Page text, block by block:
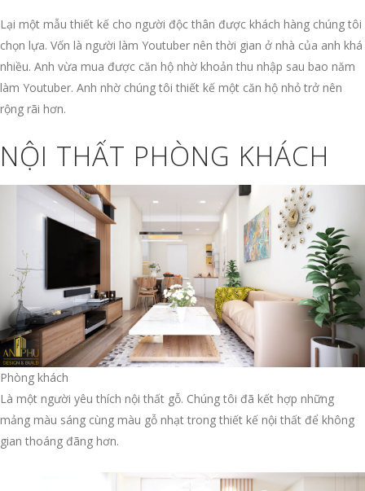
Lại một mẫu thiết kế cho người độc thân được khách hàng chúng tôi
chọn lựa. Vốn là người làm Youtuber nên thời gian ở nhà của anh khá
nhiều. Anh vừa mua được căn hộ nhờ khoản thu nhập sau bao năm
làm Youtuber. Anh nhờ chúng tôi thiết kế một căn hộ nhỏ trở nên
rộng rãi hơn.
NỘI THẤT PHÒNG KHÁCH
Phòng khách
Là một người yêu thích nội thất gỗ. Chúng tôi đã kết hợp những
mảng màu sáng cùng màu gỗ nhạt trong thiết kế nội thất để không
gian thoáng đãng hơn.